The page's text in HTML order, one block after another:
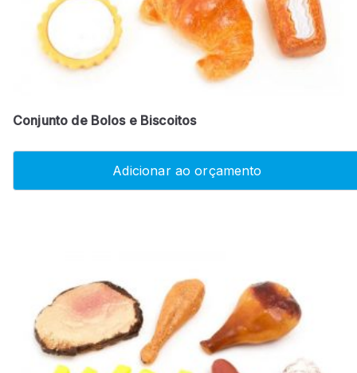
Conjunto de Bolos e Biscoitos
Adicionar ao orçamento